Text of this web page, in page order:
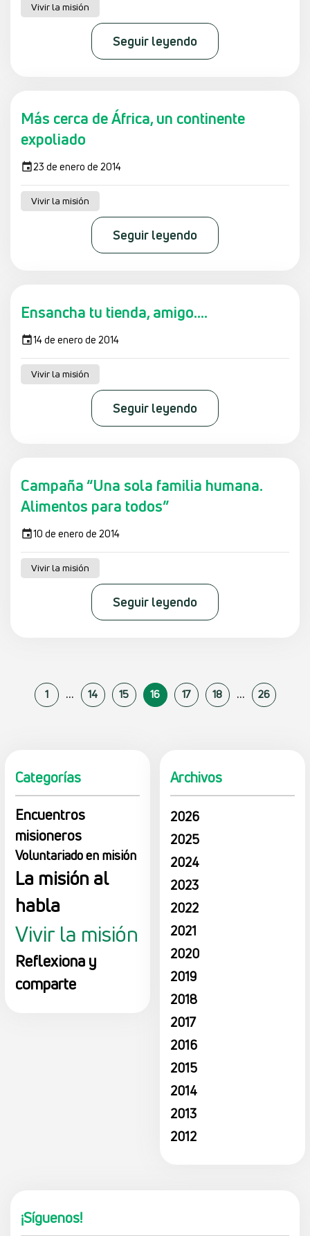
Vivir la misión
Seguir leyendo
Más cerca de África, un continente
expoliado
23 de enero de 2014
Vivir la misión
Seguir leyendo
Ensancha tu tienda, amigo....
14 de enero de 2014
Vivir la misión
Seguir leyendo
Campaña “Una sola familia humana.
Alimentos para todos”
10 de enero de 2014
Vivir la misión
Seguir leyendo
1 ... 14 15 16 17 18 ... 26
Categorías
Encuentros
misioneros
Voluntariado en misión
La misión al
habla
Vivir la misión
Reflexiona y
comparte
Archivos
2026
2025
2024
2023
2022
2021
2020
2019
2018
2017
2016
2015
2014
2013
2012
¡Síguenos!